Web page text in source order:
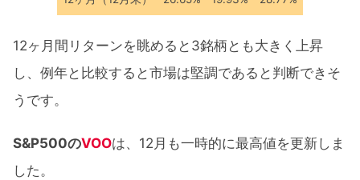
12ヶ月間リターンを眺めると3銘柄とも大きく上昇
し、例年と比較すると市場は堅調であると判断できそ
うです。
S&P500のVOOは、12月も一時的に最高値を更新しま
した。